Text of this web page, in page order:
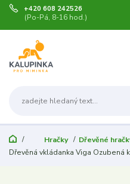
+420 608 242526
(Po-Pá, 8-16 hod.)
Hračky Dřevěné
Dřevěná vkládanka Viga Ozubená